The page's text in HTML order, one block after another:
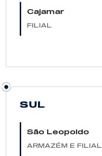
Cajamar
FILIAL
SUL
São Leopoldo
ARMAZÉM E FILIAL